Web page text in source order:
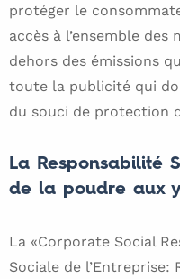
protéger le
accès à l’ensemble des
dehors des émissions
toute la publicité qui
du souci de protection
La Responsabilité
de la poudre aux
La «Corporate Social
Sociale de l’Entreprise: